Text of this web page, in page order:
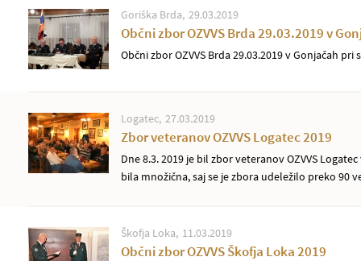
Goriška Brda 29.03.2019
Občni zbor OZVVS Brda 29.03.2019 v
Občni zbor OZVVS Brda 29.03.2019 v Gonjačah pri
Logatec 27.03.2019
Zbor veteranov OZVVS Logatec 2019
Dne 8.3. 2019 je bil zbor veteranov OZVVS
bila množična, saj se je zbora udeležilo preko 90
Škofja Loka 11.03.2019
Občni zbor OZVVS Škofja Loka 2019